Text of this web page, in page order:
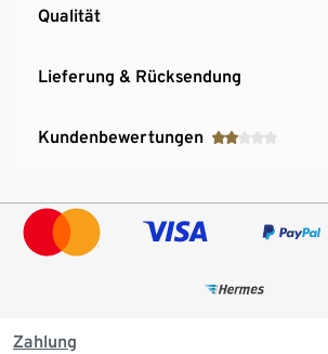
Qualität
Lieferung & Rücksendung
Kundenbewertungen
Zahlung